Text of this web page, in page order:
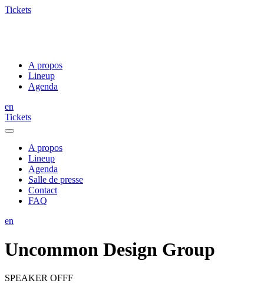
Tickets
A propos
Lineup
Agenda
en
Tickets
A propos
Lineup
Agenda
Salle de presse
Contact
FAQ
en
Uncommon Design Group
SPEAKER OFFF